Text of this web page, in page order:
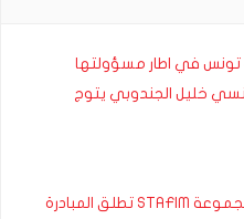
تونس في اطار مسؤولتها
خليل الجندوبي يتوج
بمناسبة شهر رمضان مجموعة STAFIM تطلق المبادرة